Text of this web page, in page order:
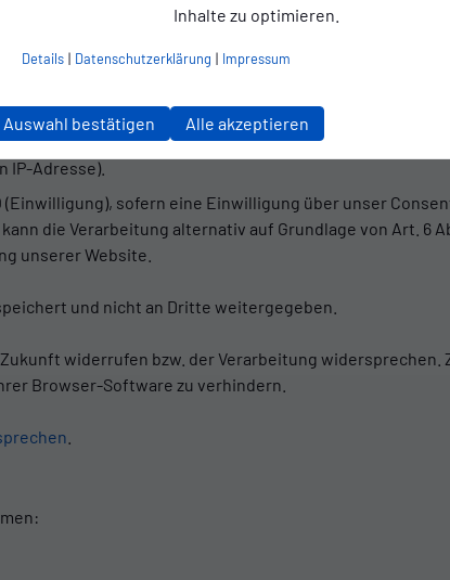
Inhalte zu optimieren.
Details | Datenschutzerklärung | Impressum
Auswahl bestätigen Alle akzeptieren
IP-Adresse).
(Einwilligung), sofern eine Einwilligung über unser
die Verarbeitung alternativ auf Grundlage von Art. 6
unserer Website.
und nicht an Dritte weitergegeben.
widerrufen bzw. der Verarbeitung widersprechen.
Browser-Software zu verhindern.